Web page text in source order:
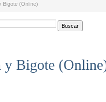
Bigote (Online)
y Bigote